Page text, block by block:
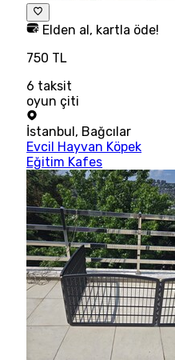
Elden al, kartla öde!
750 TL
6 taksit
oyun çiti
İstanbul, Bağcılar
Evcil Hayvan Köpek
Eğitim Kafes